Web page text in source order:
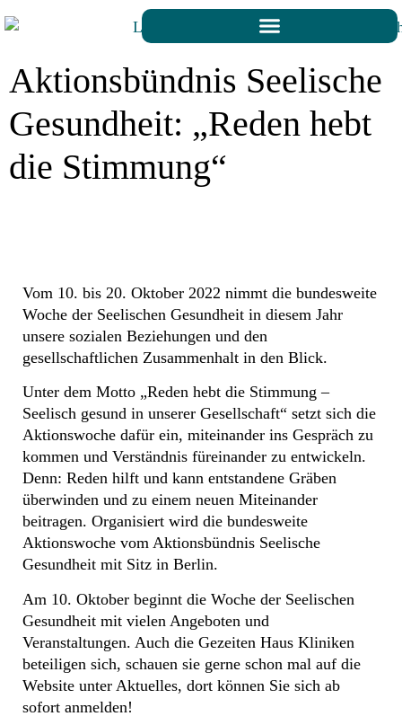
Aktionsbündnis Seelische
Gesundheit: „Reden hebt
die Stimmung“
Vom 10. bis 20. Oktober 2022 nimmt die bundesweite
Woche der Seelischen Gesundheit in diesem Jahr
unsere sozialen Beziehungen und den
gesellschaftlichen Zusammenhalt in den Blick.
Unter dem Motto „Reden hebt die Stimmung –
Seelisch gesund in unserer Gesellschaft“ setzt sich die
Aktionswoche dafür ein, miteinander ins Gespräch zu
kommen und Verständnis füreinander zu entwickeln.
Denn: Reden hilft und kann entstandene Gräben
überwinden und zu einem neuen Miteinander
beitragen. Organisiert wird die bundesweite
Aktionswoche vom Aktionsbündnis Seelische
Gesundheit mit Sitz in Berlin.
Am 10. Oktober beginnt die Woche der Seelischen
Gesundheit mit vielen Angeboten und
Veranstaltungen. Auch die Gezeiten Haus Kliniken
beteiligen sich, schauen sie gerne schon mal auf die
Website unter Aktuelles, dort können Sie sich ab
sofort anmelden!